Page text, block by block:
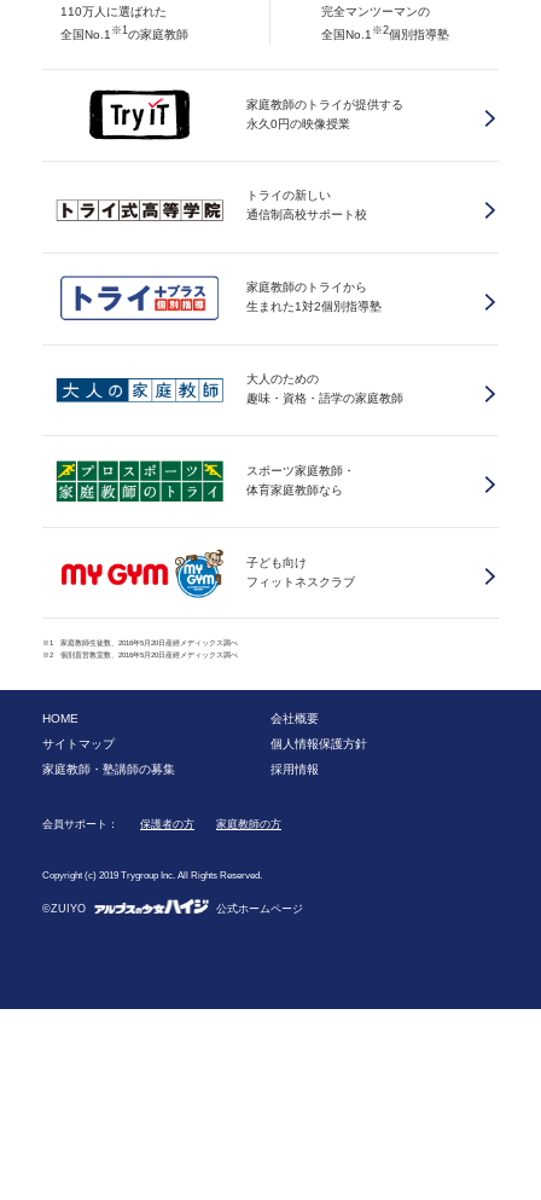
110万人に選ばれた
全国No.1 ※1 の家庭教師
完全マンツーマンの
全国No.1 ※2個別指導塾
家庭教師のトライが提供する
永久0円の映像授業
トライの新しい
通信制高校サポート校
家庭教師のトライから
生まれた1対2個別指導塾
大人のための
趣味・資格・語学の家庭教師
スポーツ家庭教師・
体育家庭教師なら
子ども向け
フィットネスクラブ
※1 家庭教師生徒数、2016年5月20日産經メディックス調べ
※2 個別直営教室数、2016年5月20日産經メディックス調べ
HOME
会社概要
サイトマップ
個人情報保護方針
家庭教師・塾講師の募集
採用情報
会員サポート： 保護者の方 家庭教師の方
Copyright (c) 2019 Trygroup Inc. All Rights Reserved.
©ZUIYO 公式ホームページ